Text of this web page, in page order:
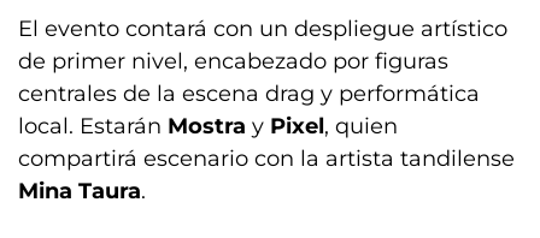
El evento contará con un despliegue artístico
de primer nivel, encabezado por figuras
centrales de la escena drag y performática
local. Estarán Mostra y Pixel, quien
compartirá escenario con la artista tandilense
Mina Taura.